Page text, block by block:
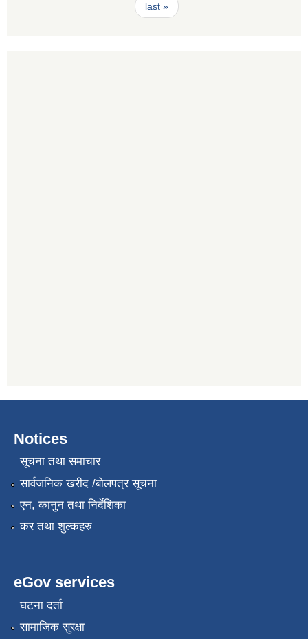
last »
Notices
सूचना तथा समाचार
सार्वजनिक खरीद /बोलपत्र सूचना
एन, कानुन तथा निर्देशिका
कर तथा शुल्कहरु
eGov services
घटना दर्ता
सामाजिक सुरक्षा